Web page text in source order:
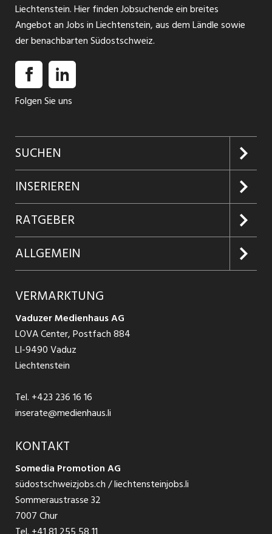
Liechtenstein. Hier finden Jobsuchende ein breites
Angebot an Jobs in Liechtenstein, aus dem Ländle sowie
der benachbarten Südostschweiz.
Folgen Sie uns
SUCHEN
Jobs suchen
Jobabo
Firmen entdecken
Jobs in Graubünden
Jobs in St. Gallen
Jobs in Glarus
Jobs in der Südostschweiz
Temporär Jobs
Teilzeit Jobs
Praktikum
INSERIEREN
Kundenlogin
Inserieren
Produkte
Schnittstelle
RATGEBER
Glossar
Ratgeber Bewerbung / Rekrutierung
ALLGEMEIN
AGB
Datenschutzbestimmungen
Nutzungsbedingungen
Impressum
VERMARKTUNG
Vaduzer Medienhaus AG
LOVA Center, Postfach 884
LI-9490 Vaduz
Liechtenstein
Tel. +423 236 16 16
inserate@medienhaus.li
KONTAKT
Somedia Promotion AG
südostschweizjobs.ch / liechtensteinjobs.li
Sommeraustrasse 32
7007 Chur